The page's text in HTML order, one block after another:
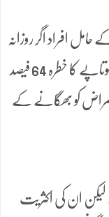
افراد اگر روزانہ
چھ سے گیارہ ہزار قدم اٹھائیں تو ان میں بھی موتاپے کا خطرہ 64 فیصد
کو بھگانے کے
لیکن ان کی اکثریت